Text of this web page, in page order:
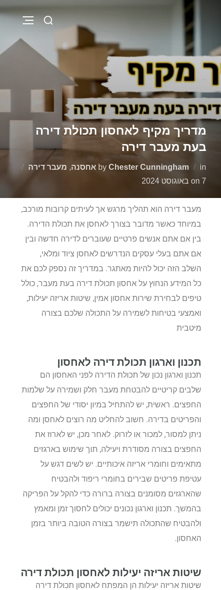
מדריך מקיף לאחסון תכולת דירה
בעת מעבר דירה
by Chester Cunningham in אחסנה, מעבר דירה
on 7 באוגוסט 2024
מעבר דירה הוא תהליך מרגש אך לעיתים קרובות מורכב,
במיוחד כאשר מדובר בצורך לאחסן את תכולת הדירה.
בין אם אתם אנשים פרטיים שעוברים לדירה חדשה ובין
אם אתם בעלי עסקים הנדרשים לאחסן ציוד ומלאי,
השלב הזה יכול להיות מאתגר. במדריך זה נספק לכם את
כל המידע הנחוץ על אחסון תכולת דירה בעת מעבר, כולל
טיפים לבחירת שירות אחסון אמין, שיטות אריזה יעילות,
ואמצעי בטיחות לשמירה על התכולה שלכם בצורה
מיטבית
תכנון וארגון תכולת דירה לאחסון
תכנון וארגון נכון של תכולת הדירה לפני האחסון הם
שלבים קריטיים להבטחת מעבר חלק ושמירה על שלמות
החפצים. ראשית, יש להתחיל במיון יסודי של החפצים
והפריטים בדירה. חשוב להחליט מה רוצים לאחסן ומה
ניתן למסור, למכור או לזרוק. לאחר מכן, יש לארוז את
החפצים בצורה מסודרת ויעילה, תוך שימוש בארגזים
מתאימים וחומרי אריזה איכותיים. יש לשים דגש על
עטיפת פריטים שבירים בחומרי ריפוד ולהבטיח
שהארגזים מסומנים בצורה ברורה כדי להקל על הפריקה
בהמשך. תכנון וארגון נכונים יכולים לחסוך זמן ומאמץ
ולהבטיח שהתכולה תישמר בצורה הטובה ביותר בזמן
האחסון.
שיטות אריזה יעילות לאחסון תכולת דירה
שיטות אריזה יעילות הן המפתח לאחסון תכולת דירה